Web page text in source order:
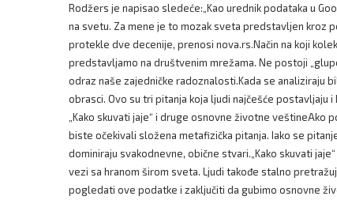
Rodžers je napisao sledeće:„Kao urednik podataka u
na svetu. Za mene je to mozak sveta predstavljen kroz
protekle dve decenije, prenosi nova.rs.Način na koji
predstavljamo na društvenim mrežama. Ne postoji
odraz naše zajedničke radoznalosti.Kada se analiziraju
obrasci. Ovo su tri pitanja koja ljudi najčešće postavljaju
„Kako skuvati jaje“ i druge osnovne životne
biste očekivali složena metafizička pitanja. Iako se
dominiraju svakodnevne, obične stvari.„Kako skuvati
vezi sa hranom širom sveta. Ljudi takođe stalno
pogledati ove podatke i zaključiti da gubimo osnovne